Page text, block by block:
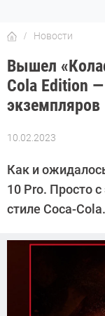
Новости
Вышел
Cola Edition
экземпляров
10.02.2023
Автор:
Калашников
Как и
10 Pro. Просто
стиле Coca-Cola.